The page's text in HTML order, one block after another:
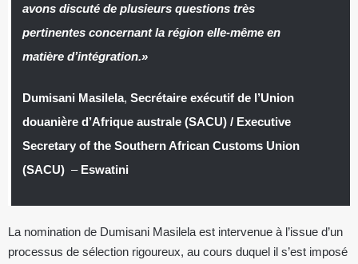
avons discuté de plusieurs questions très
pertinentes concernant la région elle-même en
matière d’intégration.»
Dumisani Masilela, Secrétaire exécutif de l’Union
douanière d’Afrique australe (SACU) / Executive
Secretary of the Southern African Customs Union
(SACU) – Eswatini
La nomination de Dumisani Masilela est intervenue à l’issue d’un
processus de sélection rigoureux, au cours duquel il s’est imposé